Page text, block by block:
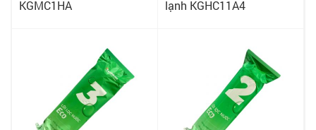
KGMC1HA
lạnh KGHC11A4